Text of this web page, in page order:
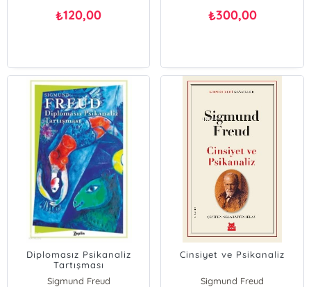
₺120,00 ₺300,00
Diplomasız Psikanaliz
Tartışması
Sigmund Freud
Cinsiyet ve Psikanaliz
Sigmund Freud